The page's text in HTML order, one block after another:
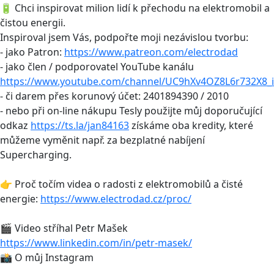
🔋 Chci inspirovat milion lidí k přechodu na elektromobil a
čistou energii.
Inspiroval jsem Vás, podpořte moji nezávislou tvorbu:
- jako Patron: https://www.patreon.com/electrodad
- jako člen / podporovatel YouTube kanálu
https://www.youtube.com/channel/
- či darem přes korunový účet: 2401894390 / 2010
- nebo při on-line nákupu Tesly použijte můj doporučující
odkaz https://ts.la/jan84163získáme oba kredity, které
můžeme vyměnit např. za bezplatné nabíjení
Supercharging.
👉 Proč točím videa o radosti z elektromobilů a čisté
energie: https://www.electrodad.cz/proc/
🎬 Video stříhal Petr Mašek
https://www.linkedin.com/in/petr-masek/
📸 O můj Instagram